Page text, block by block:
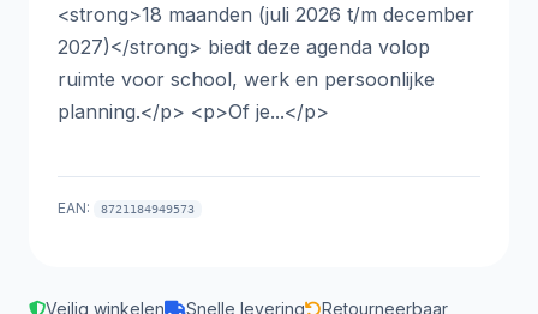
<strong>18 maanden (juli 2026 t/m december
2027)</strong> biedt deze agenda volop
ruimte voor school, werk en persoonlijke
planning.</p> <p>Of je...</p>
EAN: 8721184949573
Veilig winkelen Snelle levering Retourneerbaar